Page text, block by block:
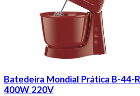
Batedeira Mondial Prática B-44-
400W 220V